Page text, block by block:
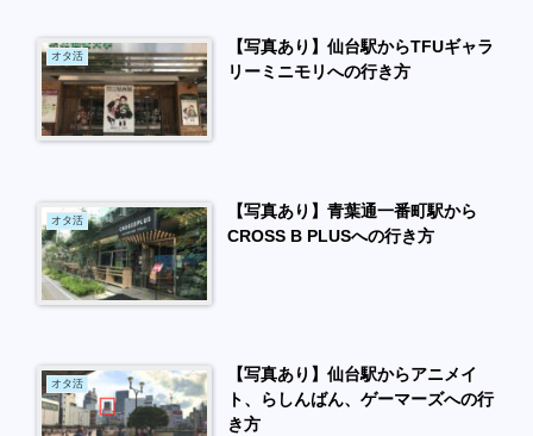
オタ活
【写真あり】仙台駅からTFUギャラ
リーミニモリへの行き方
オタ活
【写真あり】青葉通一番町駅から
CROSS B PLUSへの行き方
オタ活
【写真あり】仙台駅からアニメイ
ト、らしんばん、ゲーマーズへの行
き方